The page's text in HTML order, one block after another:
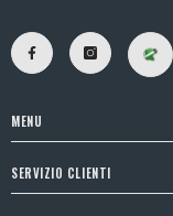
MENU
SERVIZIO CLIENTI